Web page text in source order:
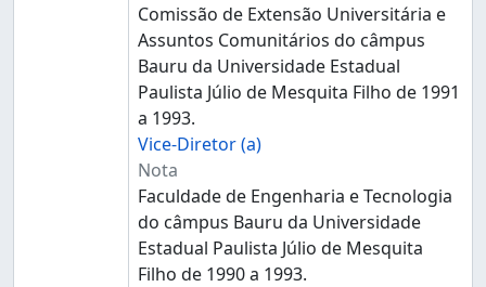
Comissão de Extensão Universitária e
Assuntos Comunitários do câmpus
Bauru da Universidade Estadual
Paulista Júlio de Mesquita Filho de 1991
a 1993.
Vice-Diretor (a)
Nota
Faculdade de Engenharia e Tecnologia
do câmpus Bauru da Universidade
Estadual Paulista Júlio de Mesquita
Filho de 1990 a 1993.